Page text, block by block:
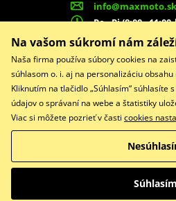
info@maxmoto.sk
Po - Pi (8:00 - 11:00
MAX
MOTO s.r.o.
Slovenských
022 01 Čadca
Facebook
Copyright © 2026
Všetky práva
Prepnúť na
Na vašom súkromí nám
Naša firma používa súbory cookies na
súhlasom o. i. aj na personalizáciu
Kliknutím na tlačidlo „Súhlasím“ súhlasíte
údajov o správaní na webe a štatistiky
Viac si môžete pozrieť v časti cookies
Súhlasím